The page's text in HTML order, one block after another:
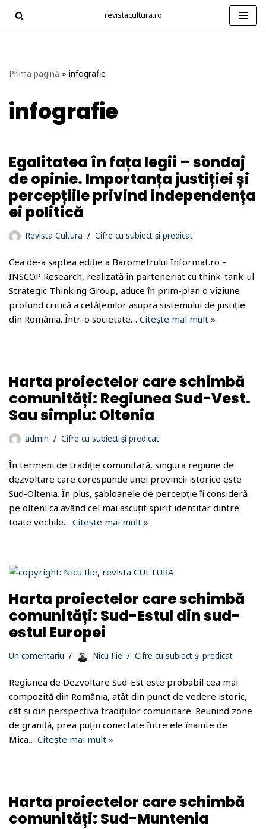
revistacultura.ro
Prima pagină » infografie
infografie
Egalitatea în fața legii – sondaj
de opinie. Importanța justiției și
percepțiile privind independența
ei politică
Revista Cultura Cifre cu subiect și predicat
Cea de-a șaptea ediție a Barometrului Informat.ro –
INSCOP Research, realizată în parteneriat cu think-tank-ul
Strategic Thinking Group, aduce în prim-plan o viziune
profund critică a cetățenilor asupra sistemului de justiție
din România. Într-o societate… Citește mai mult »
Harta proiectelor care schimbă
comunități: Regiunea Sud-Vest.
Sau simplu: Oltenia
admin Cifre cu subiect și predicat
În termeni de tradiție comunitară, singura regiune de
dezvoltare care corespunde unei provincii istorice este
Sud-Oltenia. În plus, șabloanele de percepție îi consideră
pe olteni ca având cel mai ascuțit spirit identitar dintre
toate vechile… Citește mai mult »
Harta proiectelor care schimbă
comunități: Sud-Estul din sud-
estul Europei
Un comentariu Nicu Ilie Cifre cu subiect și predicat
Regiunea de Dezvoltare Sud-Est este probabil cea mai
compozită din România, atât din punct de vedere istoric,
cât și din perspectiva tradițiilor comunitare. Reunind zone
de graniță, prea puțin conectate între ele înainte de
Mica… Citește mai mult »
Harta proiectelor care schimbă
comunități: Sud-Muntenia